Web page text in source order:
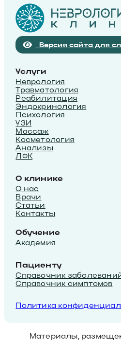
Версия сайта для
Услуги
Неврология
Травматология
Реабилитация
Эндокринология
Психология
УЗИ
Массаж
Косметология
Анализы
ЛФК
О клинике
О нас
Врачи
Статьи
Контакты
Обучение
Академия
Пациенту
Справочник
Справочник симптомов
Политика
Материалы,